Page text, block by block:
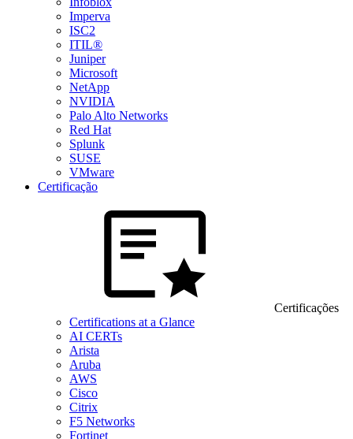
Imperva
ISC2
ITIL®
Juniper
Microsoft
NetApp
NVIDIA
Palo Alto Networks
Red Hat
Splunk
SUSE
VMware
Certificação
Certificações
Certifications at a Glance
AI CERTs
Arista
Aruba
AWS
Cisco
Citrix
F5 Networks
Fortinet